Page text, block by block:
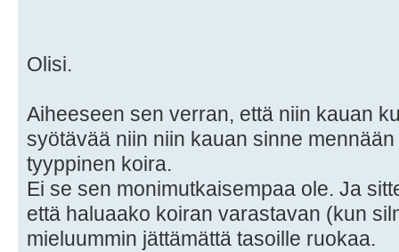
Olisi.
Aiheeseen sen verran, että niin kauan
syötävää niin niin kauan sinne
tyyppinen koira.
Ei se sen monimutkaisempaa ole. Ja
että haluaako koiran varastavan (kun
mieluummin jättämättä tasoille ruokaa.